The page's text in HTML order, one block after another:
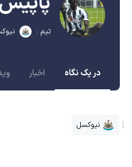
تیم :
در یک نگاه اخبار
نیوکسل